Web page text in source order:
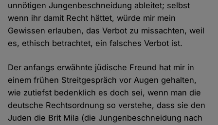
unnötigen Jungenbeschneidung ableitet; selbst
wenn ihr damit Recht hättet, würde mir mein
Gewissen erlauben, das Verbot zu missachten, weil
es, ethisch betrachtet, ein falsches Verbot ist.
Der anfangs erwähnte jüdische Freund hat mir in
einem frühen Streitgespräch vor Augen gehalten,
wie zutiefst bedenklich es doch sei, wenn man die
deutsche Rechtsordnung so verstehe, dass sie den
Juden die Brit Mila (die Jungenbeschneidung nach